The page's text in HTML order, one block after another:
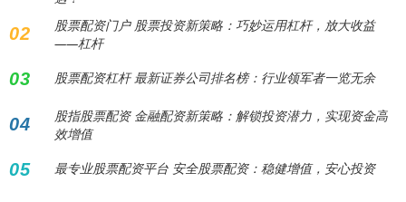
02
股票配资门户 股票投资新策略：巧妙运用杠杆，放大收益
——杠杆
03 股票配资杠杆 最新证券公司排名榜：行业领军者一览无余
04
股指股票配资 金融配资新策略：解锁投资潜力，实现资金高
效增值
05 最专业股票配资平台 安全股票配资：稳健增值，安心投资